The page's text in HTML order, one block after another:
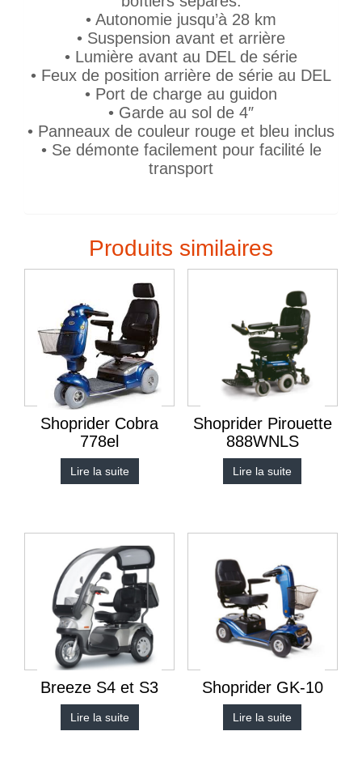
• Autonomie jusqu’à 28 km
• Suspension avant et arrière
• Lumière avant au DEL de série
• Feux de position arrière de série au DEL
• Port de charge au guidon
• Garde au sol de 4″
• Panneaux de couleur rouge et bleu inclus
• Se démonte facilement pour facilité le
transport
Produits similaires
Shoprider Cobra
778el
Lire la suite
Shoprider Pirouette
888WNLS
Lire la suite
Breeze S4 et S3
Lire la suite
Shoprider GK-10
Lire la suite